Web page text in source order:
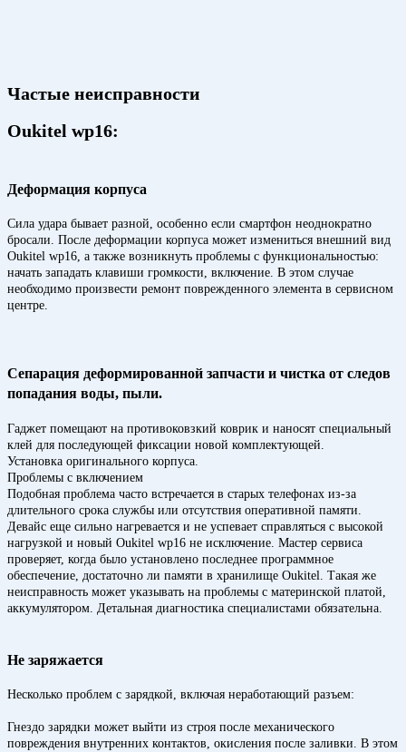
Частые неисправности
Oukitel wp16:
Деформация корпуса
Сила удара бывает разной, особенно если смартфон неоднократно
бросали. После деформации корпуса может измениться внешний вид
Oukitel wp16, а также возникнуть проблемы с функциональностью:
начать западать клавиши громкости, включение. В этом случае
необходимо произвести ремонт поврежденного элемента в сервисном
центре.
Сепарация деформированной запчасти и чистка от следов
попадания воды, пыли.
Гаджет помещают на противоковзкий коврик и наносят специальный
клей для последующей фиксации новой комплектующей.
Установка оригинального корпуса.
Проблемы с включением
Подобная проблема часто встречается в старых телефонах из-за
длительного срока службы или отсутствия оперативной памяти.
Девайс еще сильно нагревается и не успевает справляться с высокой
нагрузкой и новый Oukitel wp16 не исключение. Мастер сервиса
проверяет, когда было установлено последнее программное
обеспечение, достаточно ли памяти в хранилище Oukitel. Такая же
неисправность может указывать на проблемы с материнской платой,
аккумулятором. Детальная диагностика специалистами обязательна.
Не заряжается
Несколько проблем с зарядкой, включая неработающий разъем:
Гнездо зарядки может выйти из строя после механического
повреждения внутренних контактов, окисления после заливки. В этом